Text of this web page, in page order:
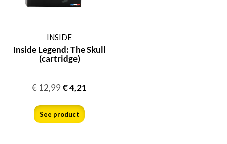
INSIDE
Inside Legend: The Skull
(cartridge)
€12,99€4,21
See product